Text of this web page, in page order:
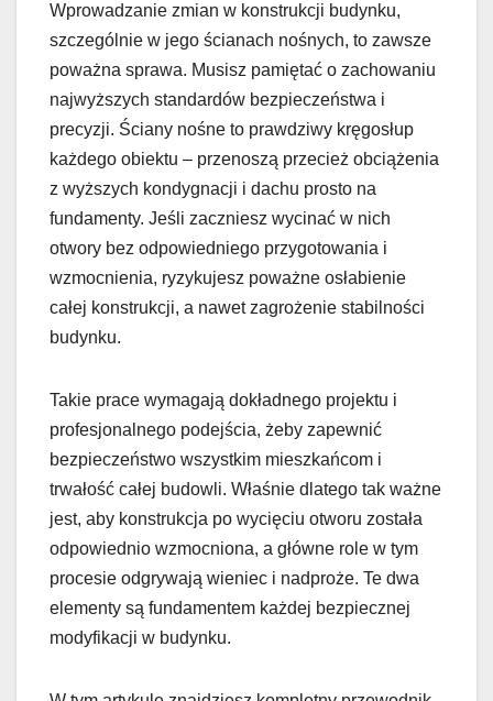
Wprowadzanie zmian w konstrukcji budynku,
szczególnie w jego ścianach nośnych, to zawsze
poważna sprawa. Musisz pamiętać o zachowaniu
najwyższych standardów bezpieczeństwa i
precyzji. Ściany nośne to prawdziwy kręgosłup
każdego obiektu – przenoszą przecież obciążenia
z wyższych kondygnacji i dachu prosto na
fundamenty. Jeśli zaczniesz wycinać w nich
otwory bez odpowiedniego przygotowania i
wzmocnienia, ryzykujesz poważne osłabienie
całej konstrukcji, a nawet zagrożenie stabilności
budynku.
Takie prace wymagają dokładnego projektu i
profesjonalnego podejścia, żeby zapewnić
bezpieczeństwo wszystkim mieszkańcom i
trwałość całej budowli. Właśnie dlatego tak ważne
jest, aby konstrukcja po wycięciu otworu została
odpowiednio wzmocniona, a główne role w tym
procesie odgrywają wieniec i nadproże. Te dwa
elementy są fundamentem każdej bezpiecznej
modyfikacji w budynku.